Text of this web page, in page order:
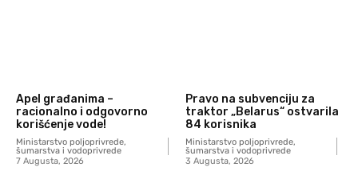
Apel građanima –
racionalno i odgovorno
korišćenje vode!
Ministarstvo poljoprivrede,
šumarstva i vodoprivrede
7 Augusta, 2026
Pravo na subvenciju za
traktor „Belarus“ ostvarila
84 korisnika
Ministarstvo poljoprivrede,
šumarstva i vodoprivrede
3 Augusta, 2026